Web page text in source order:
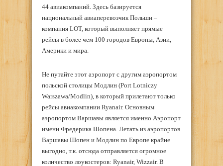
44 авиакомпаний. Здесь базируется
национальный авиаперевозчик Польши –
компания LOT, который выполняет прямые
рейсы в более чем 100 городов Европы, Азии,
Америки и мира.
Не путайте этот аэропорт с другим аэропортом
польской столицы Модлин (Port Lotniczy
Warszawa/Modlin), в который прилетают только
рейсы авиакомпании Ryanair. Основным
аэропортом Варшавы является именно Аэропорт
имени Фредерика Шопена. Летать из аэропортов
Варшавы Шопен и Модлин по Европе крайне
выгодно, т.к. отсюда отправляется огромное
количество лоукостеров: Ryanair, Wizzair. В